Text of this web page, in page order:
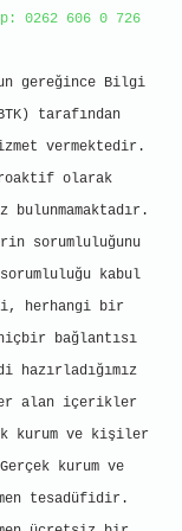
0262 606 0 726
gereğince Bilgi
tarafından
vermektedir.
olarak
bulunmamaktadır.
sorumluluğunu
kabul
herhangi bir
bağlantısı
hazırladığımız
alan içerikler
kurum ve kişiler
kurum ve
tesadüfidir.